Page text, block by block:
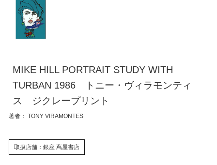
MIKE HILL PORTRAIT STUDY WITH
TURBAN 1986 トニー・ヴィラモンティ
ス ジクレープリント
著者： TONY VIRAMONTES
取扱店舗：銀座 蔦屋書店